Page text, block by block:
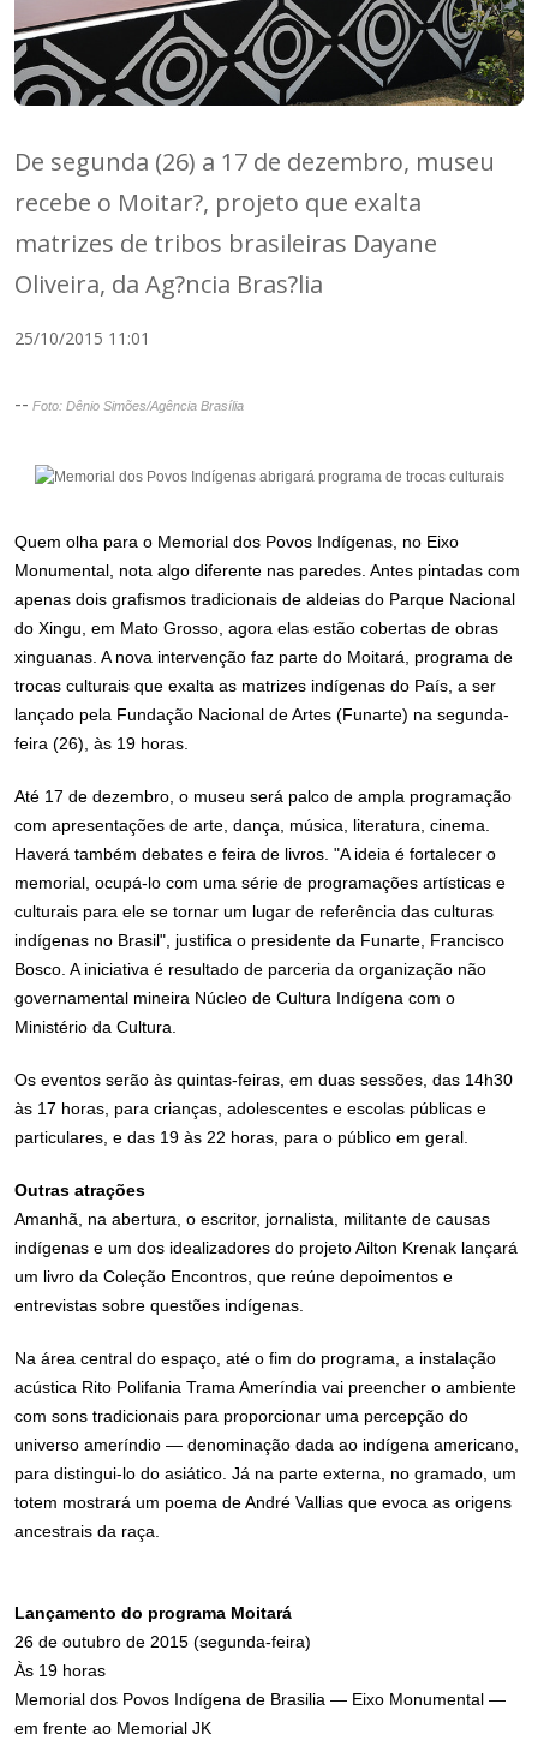
De segunda (26) a 17 de dezembro, museu
recebe o Moitar?, projeto que exalta
matrizes de tribos brasileiras Dayane
Oliveira, da Ag?ncia Bras?lia
25/10/2015 11:01
-- Foto: Dênio Simões/Agência Brasília
Quem olha para o Memorial dos Povos Indígenas, no Eixo
Monumental, nota algo diferente nas paredes. Antes pintadas com
apenas dois grafismos tradicionais de aldeias do Parque Nacional
do Xingu, em Mato Grosso, agora elas estão cobertas de obras
xinguanas. A nova intervenção faz parte do Moitará, programa de
trocas culturais que exalta as matrizes indígenas do País, a ser
lançado pela Fundação Nacional de Artes (Funarte) na segunda-
feira (26), às 19 horas.
Até 17 de dezembro, o museu será palco de ampla programação
com apresentações de arte, dança, música, literatura, cinema.
Haverá também debates e feira de livros. "A ideia é fortalecer o
memorial, ocupá-lo com uma série de programações artísticas e
culturais para ele se tornar um lugar de referência das culturas
indígenas no Brasil", justifica o presidente da Funarte, Francisco
Bosco. A iniciativa é resultado de parceria da organização não
governamental mineira Núcleo de Cultura Indígena com o
Ministério da Cultura.
Os eventos serão às quintas-feiras, em duas sessões, das 14h30
às 17 horas, para crianças, adolescentes e escolas públicas e
particulares, e das 19 às 22 horas, para o público em geral.
Outras atrações
Amanhã, na abertura, o escritor, jornalista, militante de causas
indígenas e um dos idealizadores do projeto Ailton Krenak lançará
um livro da Coleção Encontros, que reúne depoimentos e
entrevistas sobre questões indígenas.
Na área central do espaço, até o fim do programa, a instalação
acústica Rito Polifania Trama Ameríndia vai preencher o ambiente
com sons tradicionais para proporcionar uma percepção do
universo ameríndio — denominação dada ao indígena americano,
para distingui-lo do asiático. Já na parte externa, no gramado, um
totem mostrará um poema de André Vallias que evoca as origens
ancestrais da raça.
Lançamento do programa Moitará
26 de outubro de 2015 (segunda-feira)
Às 19 horas
Memorial dos Povos Indígena de Brasilia — Eixo Monumental —
em frente ao Memorial JK